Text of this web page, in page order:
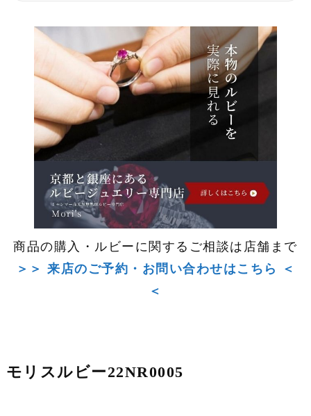
商品の購入・ルビーに関するご相談は店舗まで
＞＞ 来店のご予約・お問い合わせはこちら ＜
＜
モリスルビー22NR0005